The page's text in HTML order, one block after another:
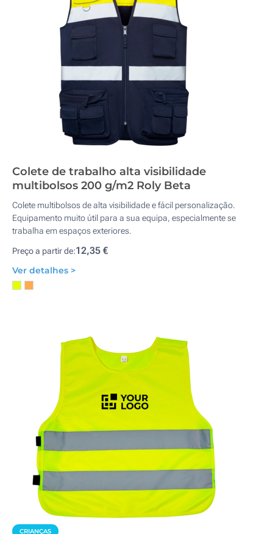
Colete de trabalho alta visibilidade
multibolsos 200 g/m2 Roly Beta
Colete multibolsos de alta visibilidade e fácil personalização.
Equipamento muito útil para a sua equipa, especialmente se
trabalha em espaços exteriores.
Preço a partir de:12,35 €
Ver detalhes >
CRIANÇAS